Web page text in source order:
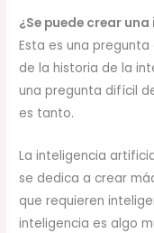
¿Se puede crear
Esta es una
de la historia de la
una pregunta difícil
es tanto.
La inteligencia
se dedica a crear
que requieren
inteligencia es algo